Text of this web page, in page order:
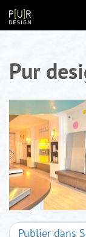
contenu
Pur
Publier dans